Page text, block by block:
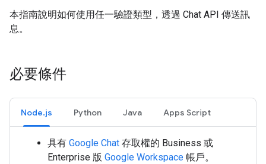
本指南說明如何使用任一驗證類型，透過 Chat API 傳送訊
息。
必要條件
Node.js Python Java Apps Script
具有 Google Chat 存取權的 Business 或
Enterprise 版 Google Workspace 帳戶。